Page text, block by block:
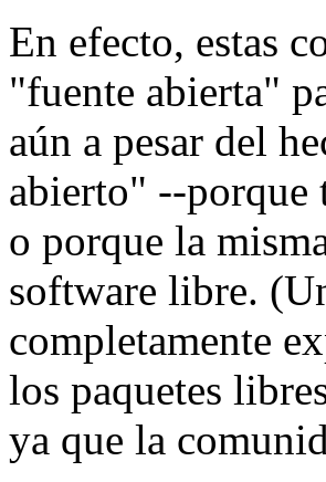
En efecto, estas
"fuente abierta"
aún a pesar del
abierto" --porque
o porque la
software libre.
completamente
los paquetes
ya que la